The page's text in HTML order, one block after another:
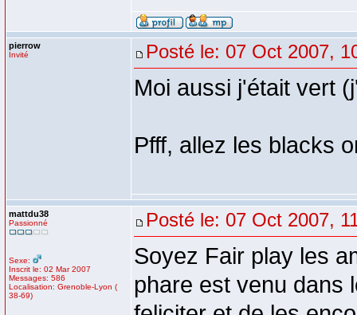
pierrow
Invité Posté le: 07 Oct 2007,
Moi aussi j'était vert
Pfff, allez les blacks
mattdu38
Passionné
Sexe:
Inscrit le: 02 Mar 2007
Messages: 586
Localisation: Grenoble-Lyon (
38-69)
Posté le: 07 Oct 2007,
Soyez Fair play les
phare est venu dans